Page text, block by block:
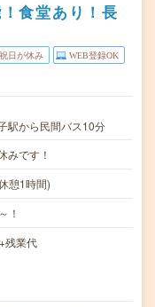
食堂あり！長
日が休み WEB登録OK
駅から民間バス10分
です！
憩1時間)
！
残業代